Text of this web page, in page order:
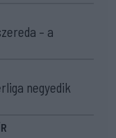
– a
negyedik